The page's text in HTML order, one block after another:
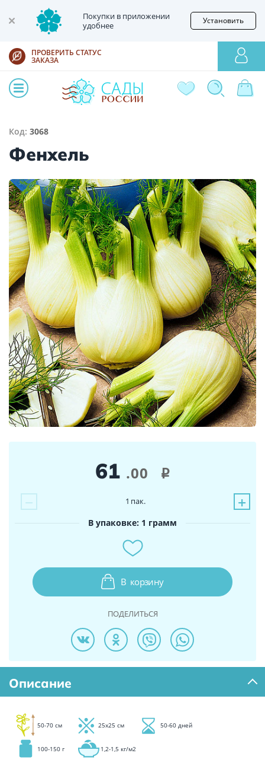
Покупки в приложении
удобнее
Установить
ПРОВЕРИТЬ СТАТУС
ЗАКАЗА
Код: 3068
Фенхель
61 .00 i
− +
1 пак.
В упаковке: 1 грамм
В корзину
ПОДЕЛИТЬСЯ
Описание
50-70 см 25х25 см 50-60 дней
100-150 г 1,2-1,5 кг/м2